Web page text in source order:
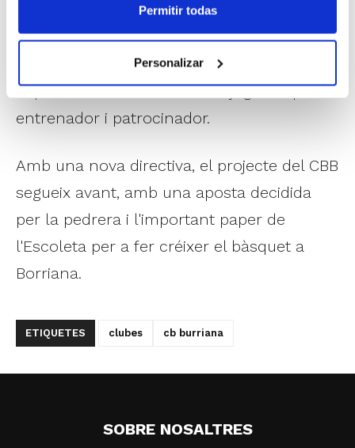
Permitir todas
Personalizar
l'alcaldessa de la ciutat,Maria José
Safont, i va servir d'homenatge al
recentment mortJuan Torralba
important del CBB com a ex-jugador, pare,
entrenador i patrocinador.
Amb una nova directiva, el projecte del CBB
segueix avant, amb una aposta decidida
per la pedrera i l'important paper de
l'Escoleta per a fer créixer el bàsquet a
Borriana.
ETIQUETES clubes cb burriana
SOBRE NOSALTRES